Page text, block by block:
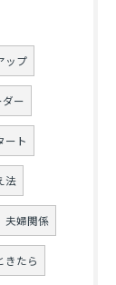
ップ
ー
ート
法
夫婦関係
きたら